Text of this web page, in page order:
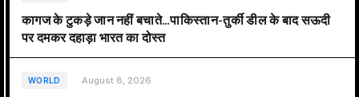
कागज के टुकड़े जान नहीं बचाते…पाकिस्तान-तुर्की डील के बाद सऊदी
पर दमकर दहाड़ा भारत का दोस्त
WORLD August 8, 2026